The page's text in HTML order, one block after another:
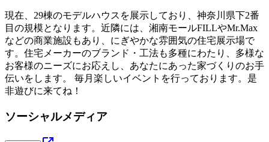
現在、29棟のモデルハウスを展示しており、神奈川県下2番
目の規模となります。近隣には、湘南モールFILLやMr.Max
などの商業施設もあり、にぎやかな雰囲気の住宅展示場で
す。住宅メーカーのブランド・工法も多種にわたり、多様な
お客様のニーズにお応えし、あなたにあった家づくりのお手
伝いをします。 毎月楽しいイベントを行っております。是
非遊びに来てね！
ソーシャルメディア